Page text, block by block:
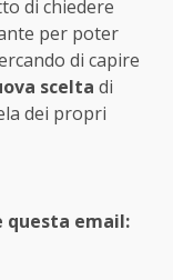
di chiedere
per poter
di capire
scelta di
dei propri
questa email: